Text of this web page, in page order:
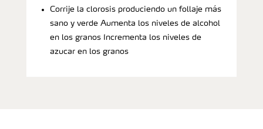
Corrije la clorosis produciendo un follaje más
sano y verde Aumenta los niveles de alcohol
en los granos Incrementa los niveles de
azucar en los granos